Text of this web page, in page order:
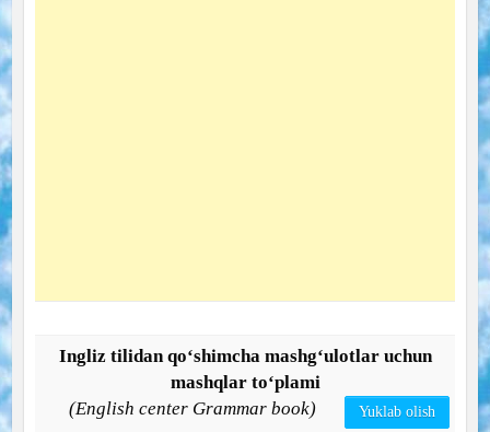
Ingliz tilidan qo‘shimcha mashg‘ulotlar uchun
mashqlar to‘plami
(English center Grammar book)
Yuklab olish